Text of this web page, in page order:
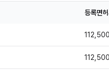
등록면허